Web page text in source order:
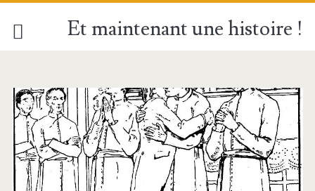
Et maintenant une histoire !